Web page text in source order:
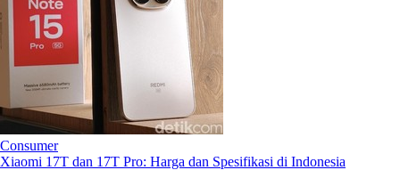
Consumer
Xiaomi 17T dan 17T Pro: Harga dan Spesifikasi di Indonesia